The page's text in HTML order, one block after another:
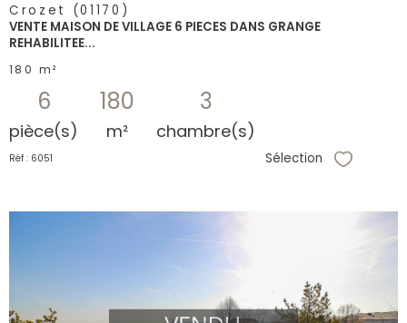
Crozet (01170)
VENTE MAISON DE VILLAGE 6 PIECES DANS GRANGE
REHABILITEE...
180 m²
6
pièce(s)
180
m²
3
chambre(s)
Réf : 6051 Sélection